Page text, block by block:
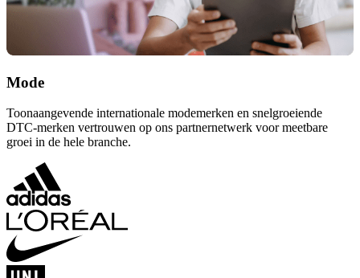
Mode
Toonaangevende internationale modemerken en snelgroeiende
DTC‑merken vertrouwen op ons partnernetwerk voor meetbare
groei in de hele branche.